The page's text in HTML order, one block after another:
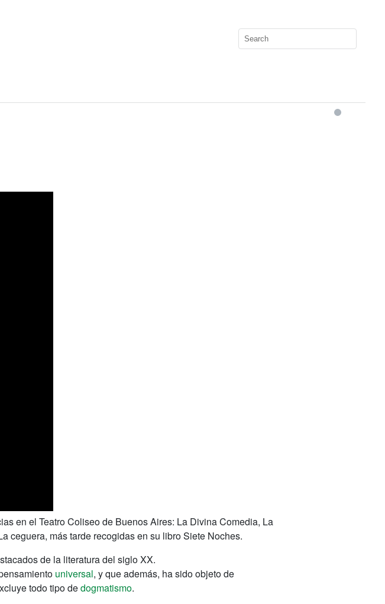
en el Teatro Coliseo de Buenos Aires: La Divina Comedia, La
ceguera, más tarde recogidas en su libro Siete Noches.
de la literatura del siglo XX.
universal, y que además, ha sido objeto de
todo tipo dedogmatismo.